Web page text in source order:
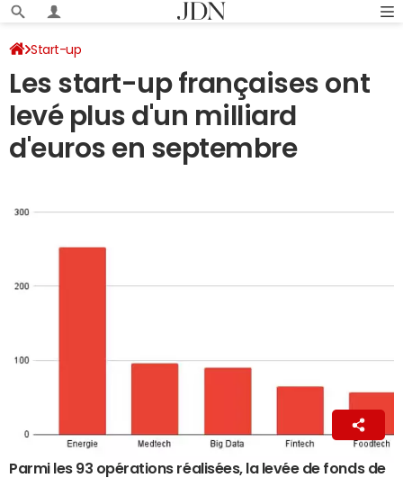
Start-up
Les start-up françaises ont
levé plus d'un milliard
d'euros en septembre
6 octobre 2023 16:56
Parmi les 93 opérations réalisées, la levée de fonds de